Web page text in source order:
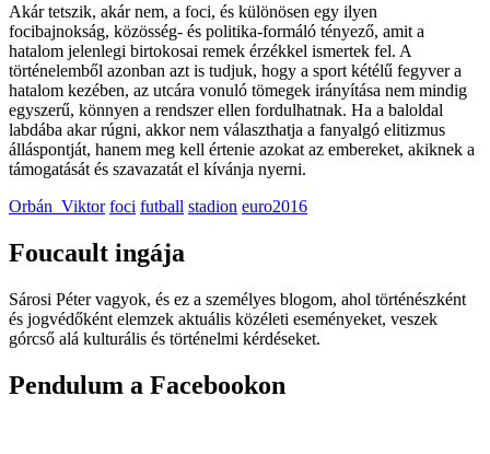
Akár tetszik, akár nem, a foci, és különösen egy ilyen
focibajnokság, közösség- és politika-formáló tényező, amit a
hatalom jelenlegi birtokosai remek érzékkel ismertek fel. A
történelemből azonban azt is tudjuk, hogy a sport kétélű fegyver a
hatalom kezében, az utcára vonuló tömegek irányítása nem mindig
egyszerű, könnyen a rendszer ellen fordulhatnak. Ha a baloldal
labdába akar rúgni, akkor nem választhatja a fanyalgó elitizmus
álláspontját, hanem meg kell értenie azokat az embereket, akiknek a
támogatását és szavazatát el kívánja nyerni.
Orbán_Viktor foci futball stadion euro2016
Foucault ingája
Sárosi Péter vagyok, és ez a személyes blogom, ahol történészként
és jogvédőként elemzek aktuális közéleti eseményeket, veszek
górcső alá kulturális és történelmi kérdéseket.
Pendulum a Facebookon